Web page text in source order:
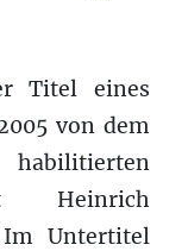
Titel eines
von dem
Heinrich
Untertitel